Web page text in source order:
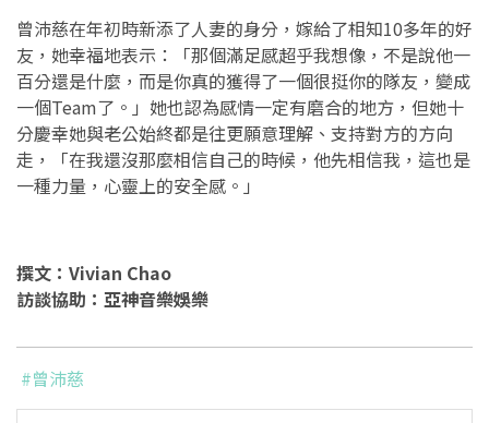
曾沛慈在年初時新添了人妻的身分，嫁給了相知10多年的好
友，她幸福地表示：「那個滿足感超乎我想像，不是說他一
百分還是什麼，而是你真的獲得了一個很挺你的隊友，變成
一個Team了。」她也認為感情一定有磨合的地方，但她十
分慶幸她與老公始終都是往更願意理解、支持對方的方向
走，「在我還沒那麼相信自己的時候，他先相信我，這也是
一種力量，心靈上的安全感。」
撰文：Vivian Chao
訪談協助：亞神音樂娛樂
#曾沛慈